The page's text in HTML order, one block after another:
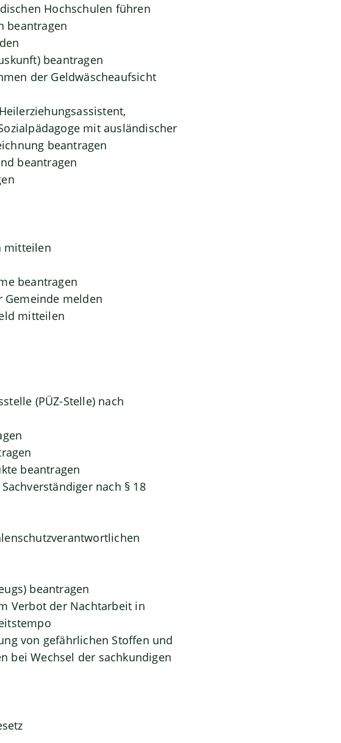
Hochschulen führen
beantragen
beantragen
der Geldwäscheaufsicht
mit ausländischer
beantragen
beantragen
mitteilen
beantragen
Gemeinde melden
mitteilen
(PÜZ-Stelle) nach
beantragen
nach § 18
beantragen
Verbot der Nachtarbeit in
von gefährlichen Stoffen und
bei Wechsel der sachkundigen